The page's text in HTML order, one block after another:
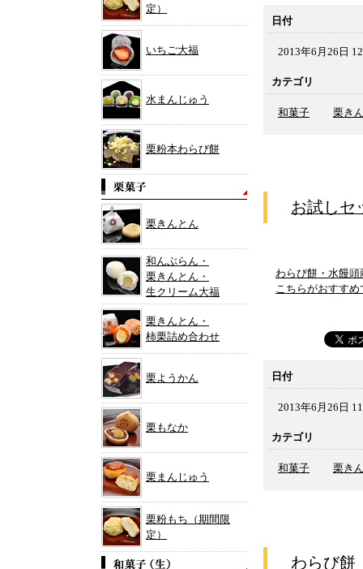
定）
いちご大福
水まんじゅう
栗粉本わらび餅
栗きんとん
和んぶらん・
栗きんとん・
生クリーム大福
栗きんとん・
柿栗詰め合わせ
栗ようかん
栗もなか
栗まんじゅう
栗粉もち（期間限
定）
日付
2013年6月26日
カテゴリ
和菓子 栗き
お試しセ
わらび餅・水饅
こちらがおすすめ
日付
2013年6月26日
カテゴリ
和菓子 栗き
わらび餅